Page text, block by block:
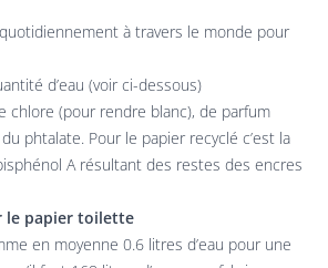
à travers le monde pour
d’eau (voir ci-dessous)
chlore (pour rendre blanc), de parfum
phtalate. Pour le papier recyclé c’est la
A résultant des restes des encres
le papier toilette
en moyenne 0.6 litres d’eau pour une